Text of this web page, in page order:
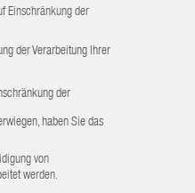
Einschränkung der
der Verarbeitung Ihrer
der
haben Sie das
von
werden.